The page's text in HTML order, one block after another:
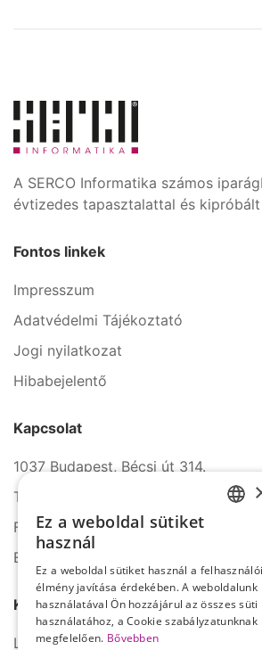
A SERCO Informatika számos
évtizedes tapasztalattal és
Fontos linkek
Impresszum
Adatvédelmi Tájékoztató
Jogi nyilatkozat
Hibabejelentő
Kapcsolat
1037 Budapest, Bécsi út 314.
Tel.: +36 1 272 2140
Fax: +36 1 272 2150
E-mail: info@serco.hu
Kövessen minket
LinkedIn
Ez a weboldal sütiket
használ
Ez a weboldal sütiket használ a felhasználói
élmény javítása érdekében. A weboldalunk
használatával Ön hozzájárul az összes süti
használatához, a Cookie szabályzatunknak
megfelelően. Bővebben